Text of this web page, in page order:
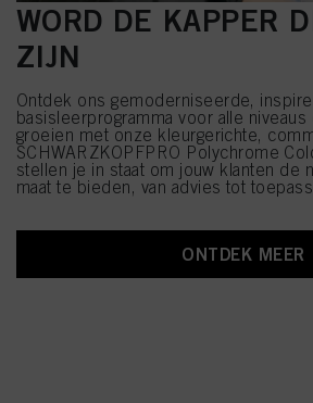
WORD DE KAPPER
ZIJN
Ontdek ons gemoderniseerde,
basisleerprogramma voor alle
groeien met onze kleurgerichte,
SCHWARZKOPFPRO Polychrome
stellen je in staat om jouw klanten de
maat te bieden, van advies tot
ONTDEK MEER